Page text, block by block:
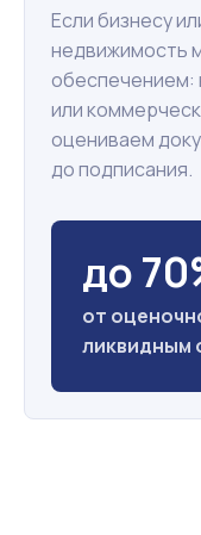
Если бизнесу
недвижимость
обеспечением:
или
оцениваем
до подписания.
до
от
ликвидным